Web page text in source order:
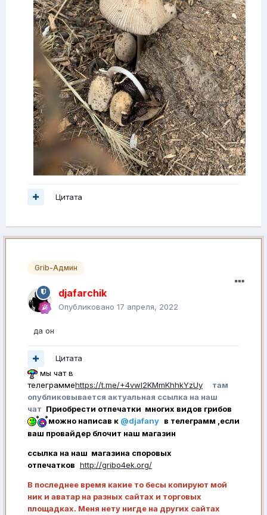
Цитата
Grib-Админ
djafarchik
Опубликовано 17 апреля, 2022
да он
Цитата
мы чат в
телеграммеhttps://t.me/+4vwl2KMmKhhkYzUy
там
опубликовывается актуальная ссылка на наш
чат Приобрести отпечатки многих видов грибов
можно написав к @djafany в телеграмм ,если
ваш провайдер блочит наш магазин
ссылка на наш магазина споровых
отпечатков http://gribo4ek.org/
В последнее время какие то бесы копируют мой
ник и аватар на разных сайтах и торговых
площадках. Меня нету нигде на других сайтах